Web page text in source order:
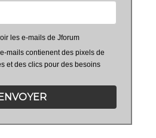
les e-mails de Jforum
mails contienent des pixels de
et des clics pour des besoins